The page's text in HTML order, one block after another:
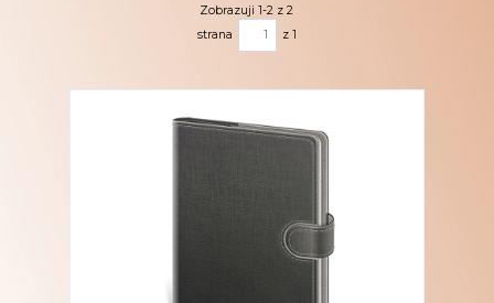
Zobrazuji 1-2 z 2
strana
z 1